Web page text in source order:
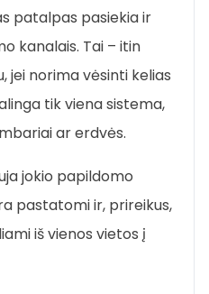
patalpas pasiekia ir
kanalais. Tai – itin
jei norima vėsinti kelias
tik viena sistema,
ar erdvės.
jokio papildomo
pastatomi ir, prireikus,
iš vienos vietos į